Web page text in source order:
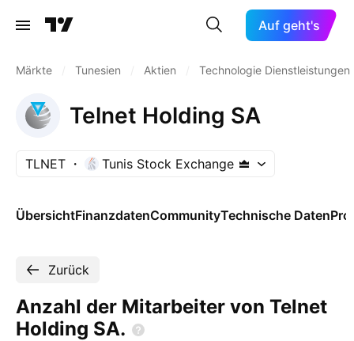
Auf geht's
Märkte Tunesien Aktien Technologie Dienstleistungen
Telnet Holding SA
TLNET Tunis Stock Exchange
ÜbersichtFinanzdatenCommunityTechnische Daten
Zurück
Anzahl der Mitarbeiter von Telnet
Holding SA.